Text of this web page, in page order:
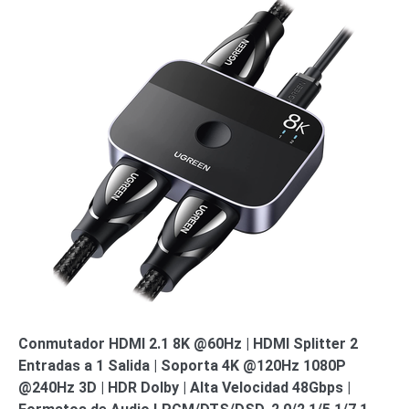
Memorias
Memorias
Servidores
de
Aplicación Unidades
de Estado
Sólido
Analíticas
EPCOM
CloudHIKVISIONHoneywellWisenet
Conmutador HDMI 2.1 8K @60Hz | HDMI Splitter 2
Entradas a 1 Salida | Soporta 4K @120Hz 1080P
@240Hz 3D | HDR Dolby | Alta Velocidad 48Gbps |